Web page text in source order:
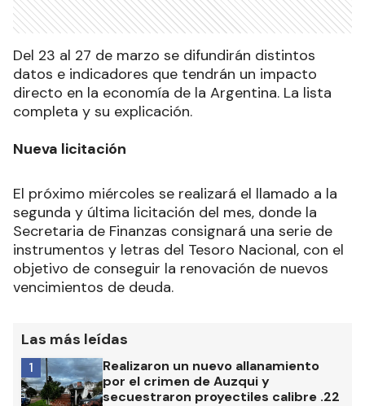
Del 23 al 27 de marzo se difundirán distintos
datos e indicadores que tendrán un impacto
directo en la economía de la Argentina. La lista
completa y su explicación.
Nueva licitación
El próximo miércoles se realizará el llamado a la
segunda y última licitación del mes, donde la
Secretaria de Finanzas consignará una serie de
instrumentos y letras del Tesoro Nacional, con el
objetivo de conseguir la renovación de nuevos
vencimientos de deuda.
Las más leídas
Realizaron un nuevo allanamiento
por el crimen de Auzqui y
secuestraron proyectiles calibre .22
1